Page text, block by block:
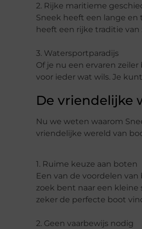
2. Rijke maritieme g
Sneek heeft een lange en
heeft een rijke traditie
3. Watersportparadijs
Of je nu een ervaren
voor ieder wat wils. Je
De vriendelijke
Nu we weten waarom
vriendelijke wereld van
1. Ruime keuze aan boten
Een van de voordelen
zoek bent naar een
zeker de perfecte boot
2. Geen vaarbewijs nodig